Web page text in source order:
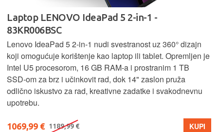
Laptop LENOVO IdeaPad 5 2-in-1 -
83KR006BSC
Lenovo IdeaPad 5 2‑in‑1 nudi svestranost uz 360° dizajn
koji omogućuje korištenje kao laptop ili tablet. Opremljen je
Intel U5 procesorom, 16 GB RAM-a i prostranim 1 TB
SSD‑om za brz i učinkovit rad, dok 14" zaslon pruža
odlično iskustvo za rad, kreativne zadatke i svakodnevnu
upotrebu.
1069,99 € 1189,99 € KUPI